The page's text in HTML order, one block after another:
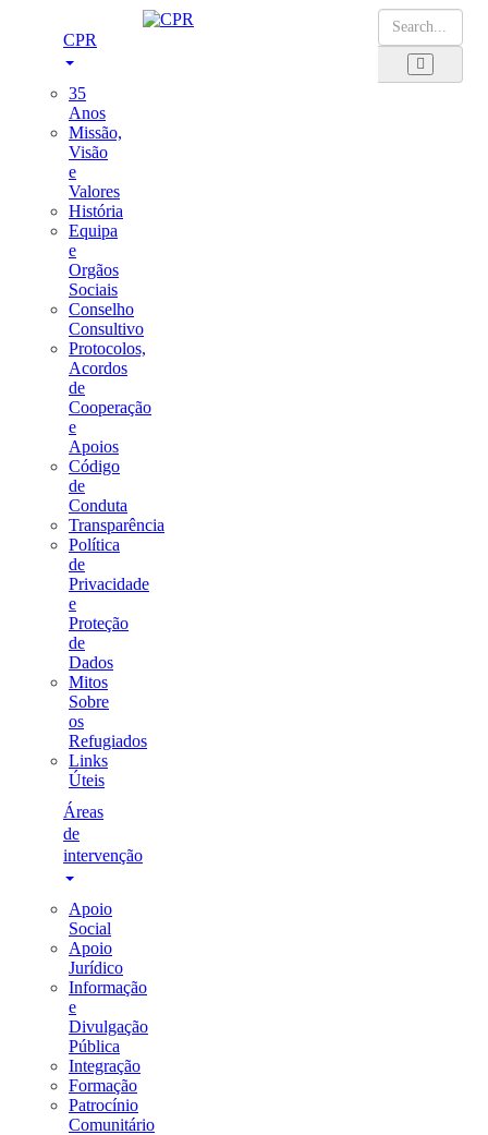
CPR
35
Anos
Missão,
Visão
e
Valores
História
Equipa
e
Orgãos
Sociais
Conselho
Consultivo
Protocolos,
Acordos
de
Cooperação
e
Apoios
Código
de
Conduta
Transparência
Política
de
Privacidade
e
Proteção
de
Dados
Mitos
Sobre
os
Refugiados
Links
Úteis
Áreas
de
intervenção
Apoio
Social
Apoio
Jurídico
Informação
e
Divulgação
Pública
Integração
Formação
Patrocínio
Comunitário